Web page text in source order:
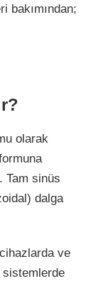
bakımından;
olarak
Tam sinüs
dalga
ve
sistemlerde